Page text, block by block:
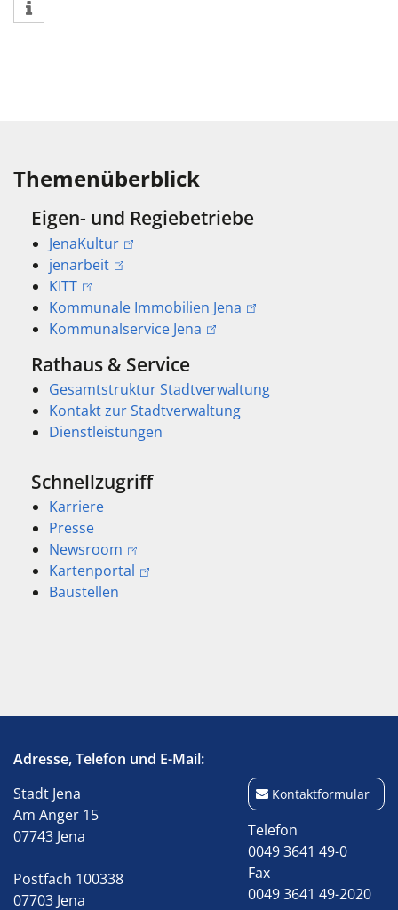
Themenüberblick
Eigen- und Regiebetriebe
JenaKultur
jenarbeit
KITT
Kommunale Immobilien Jena
Kommunalservice Jena
Rathaus & Service
Gesamtstruktur Stadtverwaltung
Kontakt zur Stadtverwaltung
Dienstleistungen
Schnellzugriff
Karriere
Presse
Newsroom
Kartenportal
Baustellen
Adresse, Telefon und E-Mail:
Stadt Jena
Am Anger 15
07743 Jena
Postfach 100338
07703 Jena
Kontaktformular
Telefon
0049 3641 49-0
Fax
0049 3641 49-2020